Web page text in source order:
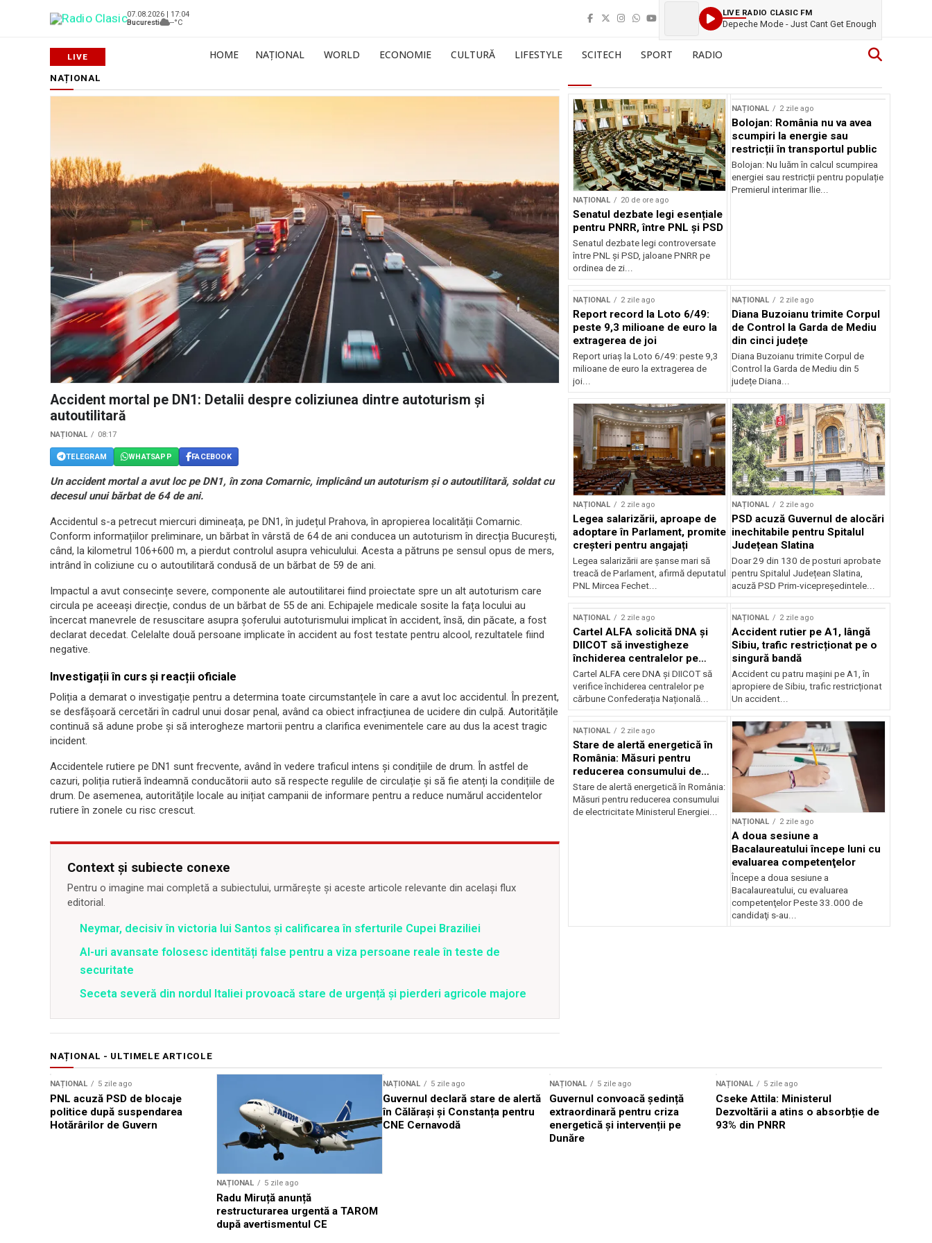
07.08.2026 | 17:04
Bucuresti
--°C
LIVE RADIO CLASIC FM
Depeche Mode - Just Cant Get Enough
HOME NAȚIONAL WORLD ECONOMIE CULTURĂ LIFESTYLE SCITECH SPORT RADIO
NAȚIONAL
Accident mortal pe DN1: Detalii despre coliziunea dintre autoturism și
autoutilitară
NAȚIONAL 08:17
TELEGRAM WHATSAPP FACEBOOK
Un accident mortal a avut loc pe DN1, în zona Comarnic, implicând un autoturism și o autoutilitară, soldat cu
decesul unui bărbat de 64 de ani.
Accidentul s-a petrecut miercuri dimineața, pe DN1, în județul Prahova, în apropierea localității Comarnic.
Conform informațiilor preliminare, un bărbat în vârstă de 64 de ani conducea un autoturism în direcția București,
când, la kilometrul 106+600 m, a pierdut controlul asupra vehiculului. Acesta a pătruns pe sensul opus de mers,
intrând în coliziune cu o autoutilitară condusă de un bărbat de 59 de ani.
Impactul a avut consecințe severe, componente ale autoutilitarei fiind proiectate spre un alt autoturism care
circula pe aceeași direcție, condus de un bărbat de 55 de ani. Echipajele medicale sosite la fața locului au
încercat manevrele de resuscitare asupra șoferului autoturismului implicat în accident, însă, din păcate, a fost
declarat decedat. Celelalte două persoane implicate în accident au fost testate pentru alcool, rezultatele fiind
negative.
Investigații în curs și reacții oficiale
Poliția a demarat o investigație pentru a determina toate circumstanțele în care a avut loc accidentul. În prezent,
se desfășoară cercetări în cadrul unui dosar penal, având ca obiect infracțiunea de ucidere din culpă. Autoritățile
continuă să adune probe și să interogheze martorii pentru a clarifica evenimentele care au dus la acest tragic
incident.
Accidentele rutiere pe DN1 sunt frecvente, având în vedere traficul intens și condițiile de drum. În astfel de
cazuri, poliția rutieră îndeamnă conducătorii auto să respecte regulile de circulație și să fie atenți la condițiile de
drum. De asemenea, autoritățile locale au inițiat campanii de informare pentru a reduce numărul accidentelor
rutiere în zonele cu risc crescut.
Context și subiecte conexe
Pentru o imagine mai completă a subiectului, urmărește și aceste articole relevante din același flux
editorial.
Neymar, decisiv în victoria lui Santos și calificarea în sferturile Cupei Braziliei
AI-uri avansate folosesc identități false pentru a viza persoane reale în teste de
securitate
Seceta severă din nordul Italiei provoacă stare de urgență și pierderi agricole majore
NAȚIONAL 20 de ore ago
Senatul dezbate legi esențiale
pentru PNRR, între PNL și PSD
Senatul dezbate legi controversate
între PNL și PSD, jaloane PNRR pe
ordinea de zi...
NAȚIONAL 2 zile ago
Bolojan: România nu va avea
scumpiri la energie sau
restricții în transportul public
Bolojan: Nu luăm în calcul scumpirea
energiei sau restricții pentru populație
Premierul interimar Ilie...
NAȚIONAL 2 zile ago
Report record la Loto 6/49:
peste 9,3 milioane de euro la
extragerea de joi
Report uriaș la Loto 6/49: peste 9,3
milioane de euro la extragerea de
joi...
NAȚIONAL 2 zile ago
Diana Buzoianu trimite Corpul
de Control la Garda de Mediu
din cinci județe
Diana Buzoianu trimite Corpul de
Control la Garda de Mediu din 5
județe Diana...
NAȚIONAL 2 zile ago
Legea salarizării, aproape de
adoptare în Parlament, promite
creșteri pentru angajați
Legea salarizării are șanse mari să
treacă de Parlament, afirmă deputatul
PNL Mircea Fechet...
NAȚIONAL 2 zile ago
PSD acuză Guvernul de alocări
inechitabile pentru Spitalul
Județean Slatina
Doar 29 din 130 de posturi aprobate
pentru Spitalul Județean Slatina,
acuză PSD Prim-vicepreședintele...
NAȚIONAL 2 zile ago
Cartel ALFA solicită DNA și
DIICOT să investigheze
închiderea centralelor pe
cărbune
Cartel ALFA cere DNA și DIICOT să
verifice închiderea centralelor pe
cărbune Confederația Națională...
NAȚIONAL 2 zile ago
Accident rutier pe A1, lângă
Sibiu, trafic restricționat pe o
singură bandă
Accident cu patru mașini pe A1, în
apropiere de Sibiu, trafic restricționat
Un accident...
NAȚIONAL 2 zile ago
Stare de alertă energetică în
România: Măsuri pentru
reducerea consumului de
electricitate
Stare de alertă energetică în România:
Măsuri pentru reducerea consumului
de electricitate Ministerul Energiei...
NAȚIONAL 2 zile ago
A doua sesiune a
Bacalaureatului începe luni cu
evaluarea competenţelor
Începe a doua sesiune a
Bacalaureatului, cu evaluarea
competenţelor Peste 33.000 de
candidaţi s-au...
NAȚIONAL - ULTIMELE ARTICOLE
NAȚIONAL 5 zile ago
PNL acuză PSD de blocaje
politice după suspendarea
Hotărârilor de Guvern
NAȚIONAL 5 zile ago
Radu Miruță anunță
restructurarea urgentă a TAROM
după avertismentul CE
NAȚIONAL 5 zile ago
Guvernul declară stare de alertă
în Călărași și Constanța pentru
CNE Cernavodă
NAȚIONAL 5 zile ago
Guvernul convoacă ședință
extraordinară pentru criza
energetică și intervenții pe
Dunăre
NAȚIONAL 5 zile ago
Cseke Attila: Ministerul
Dezvoltării a atins o absorbție de
93% din PNRR